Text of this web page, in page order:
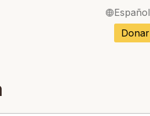
Español
Donar